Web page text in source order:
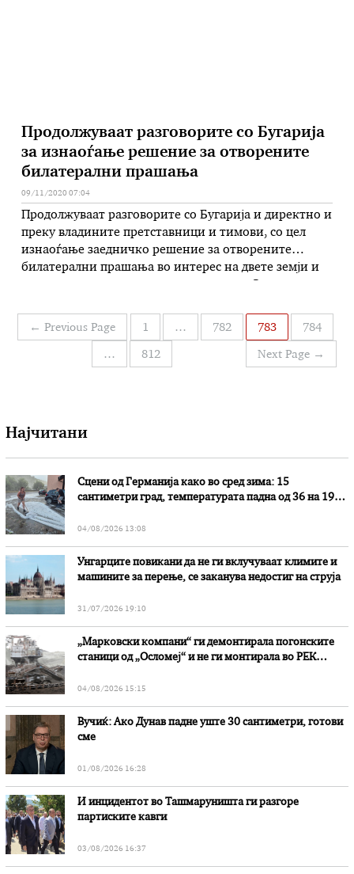
Продолжуваат разговорите со Бугарија
за изнаоѓање решение за отворените
билатерални прашања
09/11/2020 07:04
Продолжуваат разговорите со Бугарија и директно и
преку владините претставници и тимови, со цел
изнаоѓање заедничко решение за отворените
билатерални прашања во интерес на двете земји и
разговор премиерите на двете земји Зоран Заев и
Бојко Борисов. Заев и Борисов, како што …
Навигација
← Previous Page 1 … 782 783 784
… 812 Next Page →
Најчитани
Сцени од Германија како во сред зима: 15
сантиметри град, температурата падна од 36 на 19
04/08/2026 13:08
Унгарците повикани да не ги вклучуваат климите и
машините за перење, се заканува недостиг на струја
31/07/2026 19:10
„Марковски компани“ ги демонтирала погонските
станици од „Осломеј“ и не ги монтирала во РЕК
04/08/2026 15:15
Вучиќ: Ако Дунав падне уште 30 сантиметри, готови
сме
01/08/2026 16:28
И инцидентот во Ташмаруништa ги разгоре
партиските кавги
03/08/2026 16:37